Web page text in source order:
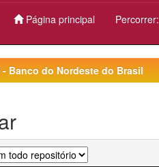
Página principal Percorrer:
- Banco do Nordeste do Brasil